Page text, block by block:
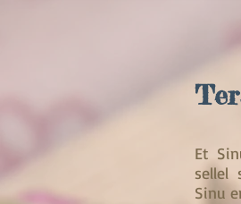
Et
sellel
Sinu